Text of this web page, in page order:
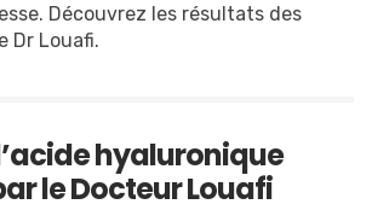
Découvrez les résultats des
Dr Louafi.
hyaluronique
le Docteur Louafi